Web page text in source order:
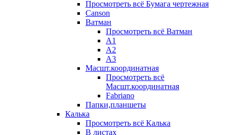
Просмотреть всё Бумага чертежная
Canson
Ватман
Просмотреть всё Ватман
А1
А2
А3
Масшт.координатная
Просмотреть всё
Масшт.координатная
Fabriano
Папки,планшеты
Калька
Просмотреть всё Калька
В листах